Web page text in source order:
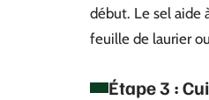
début. Le sel aide
feuille de laurier
Étape 3 :